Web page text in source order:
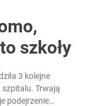
szkoły
3 kolejne
Trwają
podejrzenie